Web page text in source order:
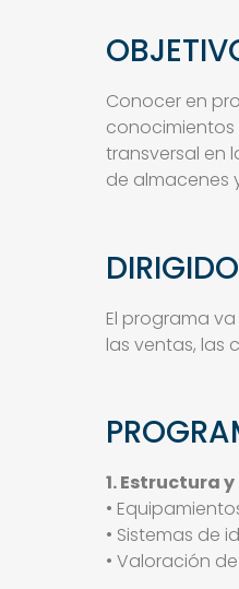
Conocer en
conocimientos
transversal en
de almacenes
El programa
las ventas, las
1. Estructura
•
• Sistemas de
• Valoración